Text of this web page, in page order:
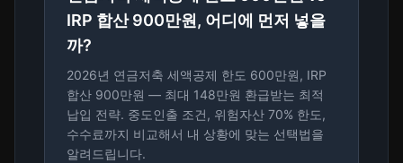
IRP 합산 900만원, 어디에 먼저 넣을
까?
2026년 연금저축 세액공제 한도 600만원, IRP
합산 900만원 — 최대 148만원 환급받는 최적
납입 전략. 중도인출 조건, 위험자산 70% 한도,
수수료까지 비교해서 내 상황에 맞는 선택법을
알려드립니다.